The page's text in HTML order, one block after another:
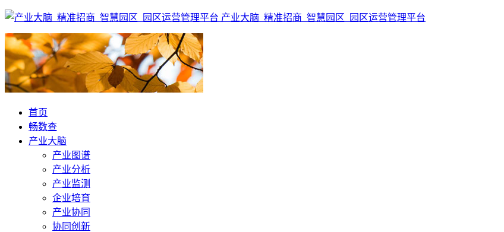
产业大脑_精准招商_智慧园区_园区运营管理平台
首页
畅数查
产业大脑
产业图谱
产业分析
产业监测
企业培育
产业协同
协同创新